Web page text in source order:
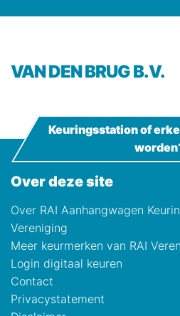
VAN DEN BRUG B.V.
Over deze site
Over RAI Aanhangwagen
Vereniging
Meer keurmerken van RAI
Login digitaal keuren
Contact
Privacystatement
Keuringsstation of